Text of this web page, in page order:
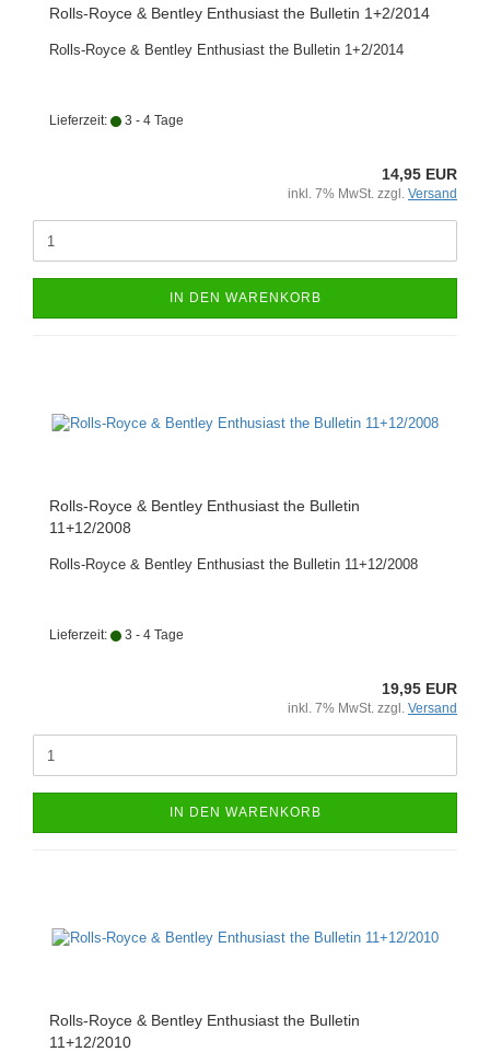
Rolls-Royce & Bentley Enthusiast the Bulletin 1+2/2014
Rolls-Royce & Bentley Enthusiast the Bulletin 1+2/2014
Lieferzeit: 3 - 4 Tage
14,95 EUR
inkl. 7% MwSt. zzgl. Versand
IN DEN WARENKORB
Rolls-Royce & Bentley Enthusiast the Bulletin
11+12/2008
Rolls-Royce & Bentley Enthusiast the Bulletin 11+12/2008
Lieferzeit: 3 - 4 Tage
19,95 EUR
inkl. 7% MwSt. zzgl. Versand
IN DEN WARENKORB
Rolls-Royce & Bentley Enthusiast the Bulletin
11+12/2010